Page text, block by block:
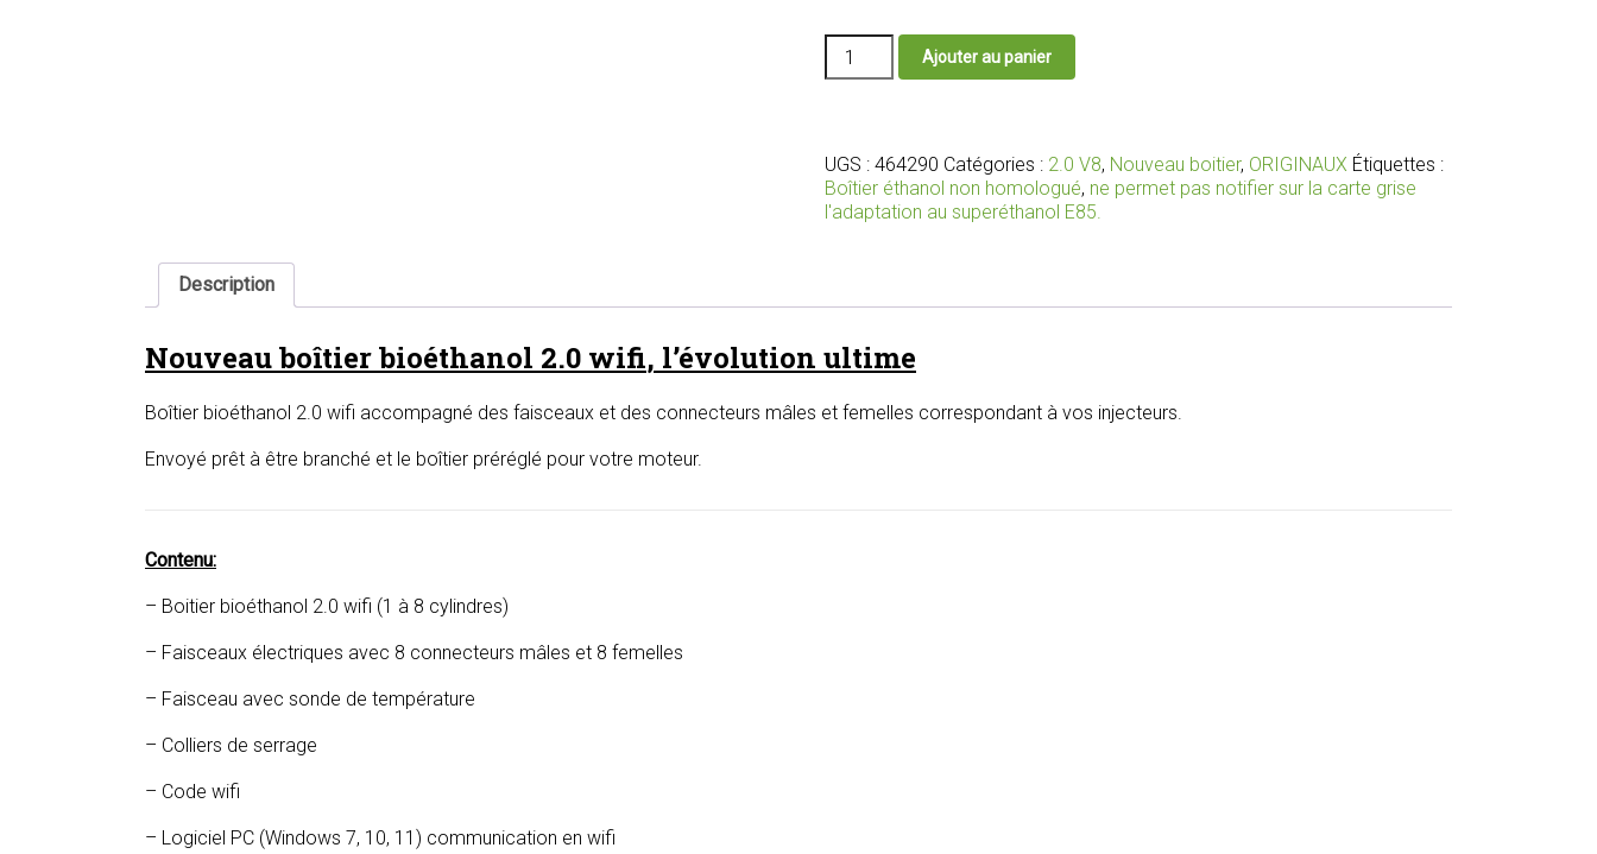
quantité
2.0
wifi
avec
adaptés
votre
moteur
Ajouter au panier
UGS : 464290 Catégories : 2.0 V8, Nouveau boitier, ORIGINAUX Étiquettes :
Boîtier éthanol non homologué, ne permet pas notifier sur la carte grise
l'adaptation au superéthanol E85.
Description
Nouveau boîtier bioéthanol 2.0 wifi, l’évolution ultime
Boîtier bioéthanol 2.0 wifi accompagné des faisceaux et des connecteurs mâles et femelles correspondant à vos injecteurs.
Envoyé prêt à être branché et le boîtier préréglé pour votre moteur.
Contenu:
– Boitier bioéthanol 2.0 wifi (1 à 8 cylindres)
– Faisceaux électriques avec 8 connecteurs mâles et 8 femelles
– Faisceau avec sonde de température
– Colliers de serrage
– Code wifi
– Logiciel PC (Windows 7, 10, 11) communication en wifi